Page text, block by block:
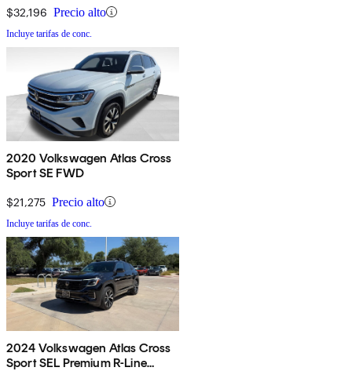
$32,196 Precio alto
Incluye tarifas de conc.
2020 Volkswagen Atlas Cross
Sport SE FWD
$21,275 Precio alto
Incluye tarifas de conc.
2024 Volkswagen Atlas Cross
Sport SEL Premium R-Line